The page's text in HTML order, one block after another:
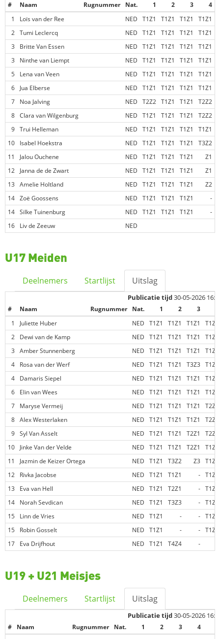
# Naam Rugnummer Nat. 1 2 3
4
1
Loïs van der Ree NED T1Z1 T1Z1 T1Z1 T1Z1
2 Tumi Leclercq NED T1Z1 T1Z1 T1Z1
T1Z1
3
Britte Van Essen NED T1Z1 T1Z1 T1Z1
T1Z1
3
Ninthe van Liempt NED T1Z1 T1Z1 T1Z1
T1Z1
5
Lena van Veen NED T1Z1 T1Z1 T1Z1
T1Z1
6
Jua Elberse NED T1Z1 T1Z1 T1Z1
T1Z1
7
Noa Jalving NED T2Z2 T1Z1 T1Z1
T2Z2
8 Clara van Wilgenburg NED T1Z1 T1Z1 T1Z1
T2Z2
9 Trui Helleman NED T1Z1 T1Z1 T1Z1
T1Z1
10
Isabel Hoekstra NED T1Z1 T1Z1 T1Z1
T3Z2
11
Jalou Ouchene NED T1Z1 T1Z1 T1Z1
Z1
12
Janna de de Zwart NED T1Z1 T1Z1 T1Z1
Z1
13
Amelie Holtland NED T1Z1 T1Z1 T1Z1
Z2
14 Zoë Goossens NED T1Z1 T1Z1 T1Z1
-
14 Silke Tuinenburg NED T1Z1 T1Z1 T1Z1
-
16
Liv de Zeeuw NED
U17 Meiden
Deelnemers Startlijst Uitslag
Publicatie tijd30-05-2026
# Naam Rugnummer Nat. 1 2 3
1
Juliette Huber NED T1Z1 T1Z1 T1Z1
T1Z1
2
Dewi van de Kamp NED T1Z1 T1Z1 T1Z1
T1Z1
3
Amber Stunnenberg NED T1Z1 T1Z1 T1Z1
T1Z1
4
Rosa van der Werf NED T1Z1 T1Z1 T3Z3
T1Z1
4
Damaris Siepel NED T1Z1 T1Z1 T1Z1
T1Z1
6
Elin van Wees NED T1Z1 T1Z1 T1Z1
T1Z1
7
Maryse Vermeij NED T1Z1 T1Z1 T1Z1
T2Z1
8 Alex Westerlaken NED T1Z1 T1Z1 T1Z1
T2Z2
9 Syl Van Asselt NED T1Z1 T1Z1 T2Z1
T2Z2
10
Jinke Van der Velde NED T1Z1 T1Z1 T2Z1
T1Z1
11
Jazmin de Keizer Ortega NED T1Z1 T3Z2 Z3
T1Z1
12
Rivka Jacobse NED T1Z1 T1Z1 - T1Z1
13
Eva van Hell NED T1Z1 T2Z1 - T1Z1
14
Norah Sevdican NED T1Z1 T3Z3 - T1Z1
15
Linn de Vries NED T1Z1 - - T1Z1
15
Robin Gosselt NED T1Z1 - - T1Z1
17
Eva Drijfhout NED T1Z1 T4Z4 -
U19 + U21 Meisjes
Deelnemers Startlijst Uitslag
Publicatie tijd30-05-2026
# Naam Rugnummer Nat. 1 2 3 4